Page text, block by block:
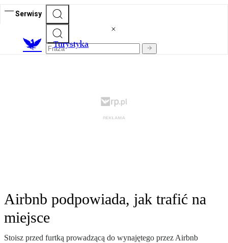
Serwisy
Turystyka
Airbnb podpowiada, jak trafić na
miejsce
Stoisz przed furtką prowadzącą do wynajętego przez Airbnb